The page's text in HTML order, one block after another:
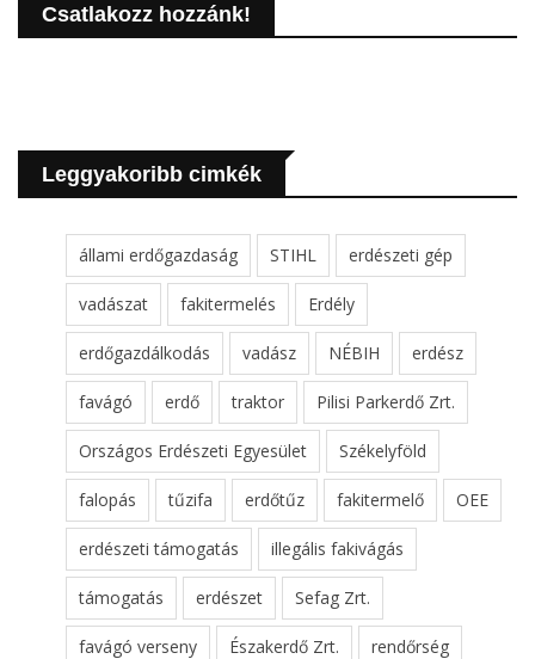
Csatlakozz hozzánk!
Leggyakoribb cimkék
állami erdőgazdaság STIHL erdészeti gép
vadászat fakitermelés Erdély
erdőgazdálkodás vadász NÉBIH erdész
favágó erdő traktor Pilisi Parkerdő Zrt.
Országos Erdészeti Egyesület Székelyföld
falopás tűzifa erdőtűz fakitermelő OEE
erdészeti támogatás illegális fakivágás
támogatás erdészet Sefag Zrt.
favágó verseny Északerdő Zrt. rendőrség